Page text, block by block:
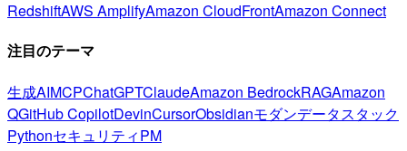
RedshiftAWS AmplifyAmazon CloudFrontAmazon Connect
注目のテーマ
生成AIMCPChatGPTClaudeAmazon BedrockRAGAmazon
QGitHub CopilotDevinCursorObsidianモダンデータスタック
PythonセキュリティPM